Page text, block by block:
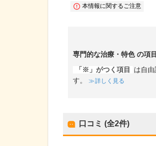
本情報に関するご注意
専門的な治療・特色の項目
「※」がつく項目
は自
す。
詳しく見る
口コミ (全2件)